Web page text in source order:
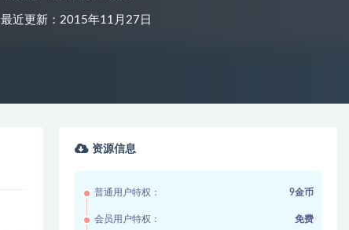
最近更新：2015年11月27日
资源信息
普通用户特权： 9金币
会员用户特权： 免费